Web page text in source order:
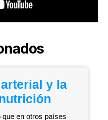
y la
en otros países